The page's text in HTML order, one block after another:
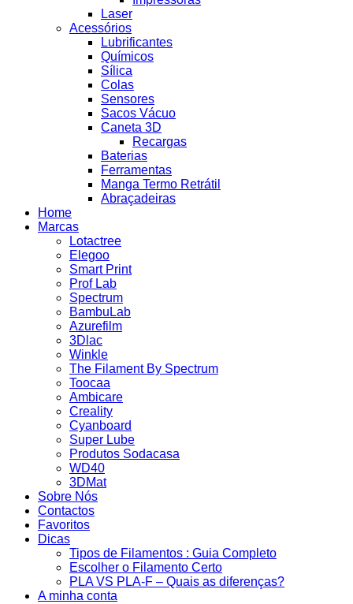
Laser
Acessórios
Lubrificantes
Químicos
Sílica
Colas
Sensores
Sacos Vácuo
Caneta 3D
Recargas
Baterias
Ferramentas
Manga Termo Retrátil
Abraçadeiras
Home
Marcas
Lotactree
Elegoo
Smart Print
Prof Lab
Spectrum
BambuLab
Azurefilm
3Dlac
Winkle
The Filament By Spectrum
Toocaa
Ambicare
Creality
Cyanboard
Super Lube
Produtos Sodacasa
WD40
3DMat
Sobre Nós
Contactos
Favoritos
Dicas
Tipos de Filamentos : Guia Completo
Escolher o Filamento Certo
PLA VS PLA-F – Quais as diferenças?
A minha conta